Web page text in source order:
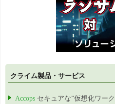
クライム製品・サービス
Accops セキュアな”仮想化ワー